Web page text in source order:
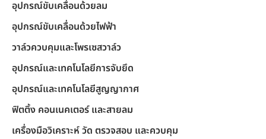
อุปกรณ์ขับเคลื่อนด้วยลม
อุปกรณ์ขับเคลื่อนด้วยไฟฟ้า
วาล์วควบคุมและโพรเซสวาล์ว
อุปกรณ์และเทคโนโลยีการจับยึด
อุปกรณ์และเทคโนโลยีสูญญากาศ
ฟิตติ้ง คอนเนคเตอร์ และสายลม
เครื่องมือวิเคราะห์ วัด ตรวจสอบ และควบคุม